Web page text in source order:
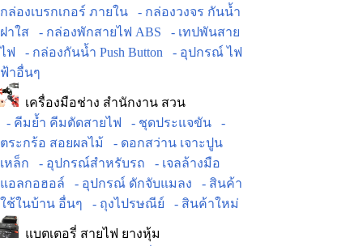
กล่องเบรกเกอร์ ภายใน
- กล่องวงจร กันน้ำ
ฝาใส
- กล่องพักสายไฟ ABS
- เทปพันสาย
ไฟ
- กล่องกันน้ำ Push Button
- อุปกรณ์ ไฟ
ฟ้าอื่นๆ
เครื่องมือช่าง สำนักงาน สวน
- คีมย้ำ คีมตัดสายไฟ
- ชุดประแจขัน
-
ตระกร้อ สอยผลไม้
- ดอกสว่าน เจาะปูน
เหล็ก
- อุปกรณ์สำหรับรถ
- เจลล้างมือ
แอลกอฮอล์
- อุปกรณ์ ดักจับแมลง
- สินค้า
ใช้ในบ้าน อื่นๆ
- ถุงไปรษณีย์ - สินค้าใหม่
แบตเตอรี่ สายไฟ ยางหุ้ม